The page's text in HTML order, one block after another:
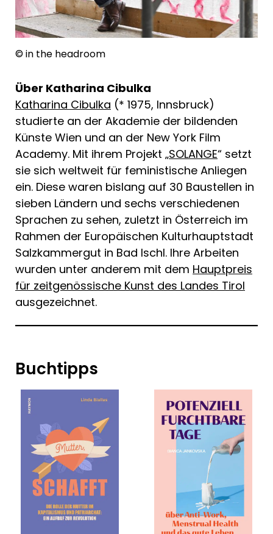
© in the headroom
Über Katharina Cibulka
Katharina Cibulka (* 1975, Innsbruck)
studierte an der Akademie der bildenden
Künste Wien und an der New York Film
Academy. Mit ihrem Projekt „SOLANGE“ setzt
sie sich weltweit für feministische Anliegen
ein. Diese waren bislang auf 30 Baustellen in
sieben Ländern und sechs verschiedenen
Sprachen zu sehen, zuletzt in Österreich im
Rahmen der Europäischen Kulturhauptstadt
Salzkammergut in Bad Ischl. Ihre Arbeiten
wurden unter anderem mit dem Hauptpreis
für zeitgenössische Kunst des Landes Tirol
ausgezeichnet.
Buchtipps